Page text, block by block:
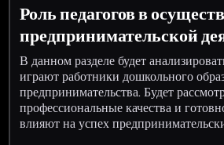
Роль педагогов в
предпринимательской
В данном разделе будет
играют работники дошкольного
предпринимательства. Будет
профессиональные качества и
влияют на успех